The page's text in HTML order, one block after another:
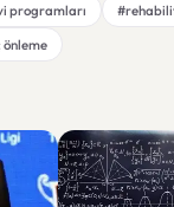
programları
önleme